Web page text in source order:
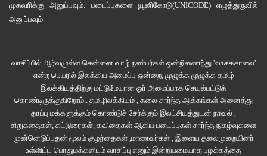
முகவரிக்கு அனுப்பவும். படைப்புகளை யூனிகோடு(UNICODE)எழுத்துருவில்
அனுப்பவும்.
வாசிப்பில் ஆர்வமுள்ள சென்னை வாழ் நண்பர்கள் ஒன்றிணைந்து 'வாசகசாலை'
என்ற பெயரில் இலக்கிய அமைப்பு ஒன்றை, முழுக்க முழுக்க தமிழ்
இலக்கியத்திற்கு மட்டுமேயான ஓர் அமைப்பாக செயல்பட்டுக்
கொண்டிருக்குகிறோம்.. தமிழிலக்கியம் , கலை சார்ந்த ஆக்கங்கள் அனைத்து
தரப்பு மக்களுக்கும் கொண்டுச் சேர்க்கும் இலட்சியத்துடன் நாவல் ,
சிறுகதைகள், கட்டுரைகள், கவிதைகள் ஆகிய படைப்புகள் சார்ந்த நிகழ்வுகளை
முன்னெடுப்பதன் மூலம் குழந்தைகள் ,மாணவர்கள் , இளைய தலைமுறையினர்
உள்ளிட்ட பொதுமக்களிடம் வாசிப்பு எனும் இன்றியமையாத பழக்கத்தை